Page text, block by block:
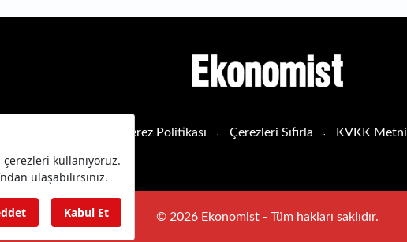
Çerez Politikası Çerezleri Sıfırla KVKK Metni
© 2026 Ekonomist - Tüm hakları saklıdır.